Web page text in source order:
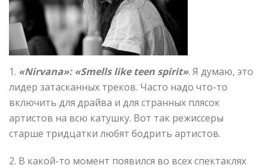
1. «Nirvana»: «Smells like teen spirit». Я думаю, это
лидер затасканных треков. Часто надо что-то
включить для драйва и для странных плясок
артистов на всю катушку. Вот так режиссеры
старше тридцатки любят бодрить артистов.
2. В какой-то момент появился во всех спектаклях